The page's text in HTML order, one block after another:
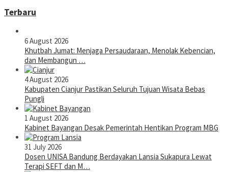
Terbaru
6 August 2026
Khutbah Jumat: Menjaga Persaudaraan, Menolak Kebencian,
dan Membangun …
4 August 2026
Kabupaten Cianjur Pastikan Seluruh Tujuan Wisata Bebas
Pungli
1 August 2026
Kabinet Bayangan Desak Pemerintah Hentikan Program MBG
31 July 2026
Dosen UNISA Bandung Berdayakan Lansia Sukapura Lewat
Terapi SEFT dan M…